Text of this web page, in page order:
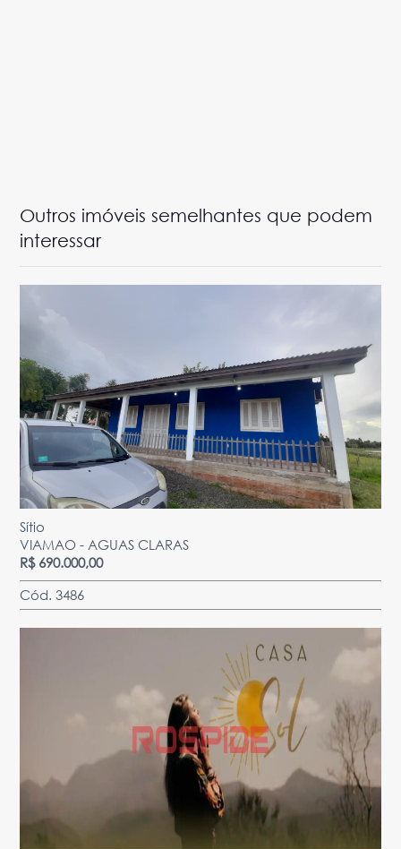
Outros imóveis semelhantes que podem
interessar
Sítio
VIAMAO - AGUAS CLARAS
R$ 690.000,00
Cód. 3486